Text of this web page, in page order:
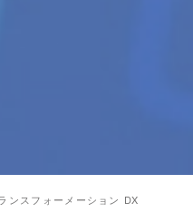
ンスフォーメーション DX